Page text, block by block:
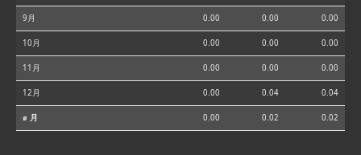
9月 0.00 0.00 0.00
10月 0.00 0.00 0.00
11月 0.00 0.00 0.00
12月 0.00 0.04 0.04
⌀ 月 0.00 0.02 0.02